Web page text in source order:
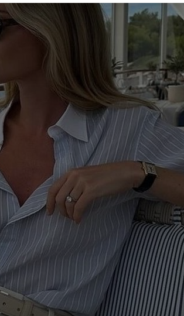
dot. przetwarzania danych poprzez
„Ustawień Zaawansowanych”. Zmiana ustawień
w następujących celach:
urządzenia do celów identyfikacji.
reklamy i treści, pomiar reklam i treści,